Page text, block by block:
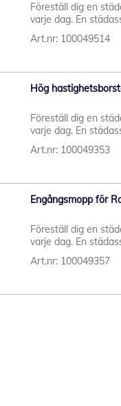
Föreställ dig en
varje dag. En
Art.nr: 100049514
Hög
Föreställ dig en
varje dag. En
Art.nr: 100049353
Engångsmopp för
Föreställ dig en
varje dag. En
Art.nr: 100049357